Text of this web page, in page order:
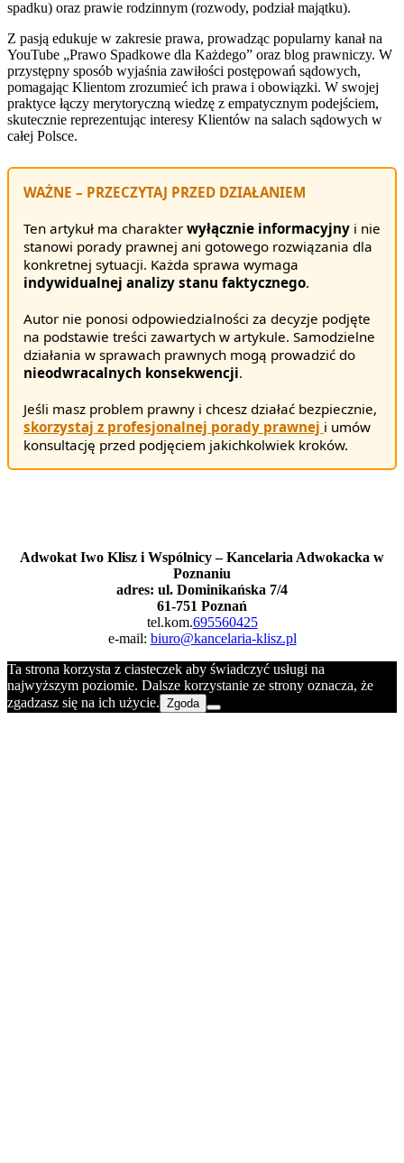
spadku) oraz prawie rodzinnym (rozwody, podział majątku).
Z pasją edukuje w zakresie prawa, prowadząc popularny kanał na
YouTube „Prawo Spadkowe dla Każdego” oraz blog prawniczy. W
przystępny sposób wyjaśnia zawiłości postępowań sądowych,
pomagając Klientom zrozumieć ich prawa i obowiązki. W swojej
praktyce łączy merytoryczną wiedzę z empatycznym podejściem,
skutecznie reprezentując interesy Klientów na salach sądowych w
całej Polsce.
WAŻNE – PRZECZYTAJ PRZED DZIAŁANIEM
Ten artykuł ma charakter wyłącznie informacyjny i nie
stanowi porady prawnej ani gotowego rozwiązania dla
konkretnej sytuacji. Każda sprawa wymaga
indywidualnej analizy stanu faktycznego.
Autor nie ponosi odpowiedzialności za decyzje podjęte
na podstawie treści zawartych w artykule. Samodzielne
działania w sprawach prawnych mogą prowadzić do
nieodwracalnych konsekwencji.
Jeśli masz problem prawny i chcesz działać bezpiecznie,
skorzystaj z profesjonalnej porady prawnej i umów
konsultację przed podjęciem jakichkolwiek kroków.
Adwokat Iwo Klisz i Wspólnicy – Kancelaria Adwokacka w
Poznaniu
adres: ul. Dominikańska 7/4
61-751 Poznań
tel.kom.695560425
e-mail: biuro@kancelaria-klisz.pl
Ta strona korzysta z ciasteczek aby świadczyć usługi na
najwyższym poziomie. Dalsze korzystanie ze strony oznacza, że
zgadzasz się na ich użycie. Zgoda